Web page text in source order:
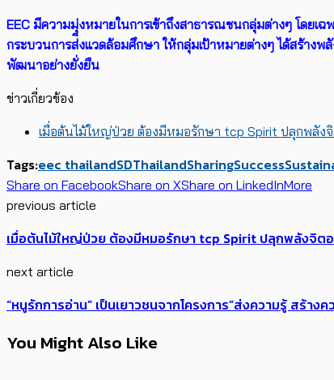
EEC มีความมุ่งหมายในการเข้าถึงสาธารณชนกลุ่มต่างๆ โดยเ
กระบวนการส่ิงแวดล้อมศึกษา ให้กลุ่มเป้าหมายต่างๆ ได้สร้าง
พัฒนาอย่างยั่งยืน
ข่าวเกี่ยวข้อง
เมื่อต้นไม้ใหญ่ป่วย ต้องมีหมอรักษา tcp Spirit ปลุกพลังจิ
Tags:eec thailandSDThailandSharingSuccess
Share on FacebookShare on XShare on LinkedInMore
previous article
เมื่อต้นไม้ใหญ่ป่วย ต้องมีหมอรักษา tcp Spirit ปลุกพลังจิตอ
next article
“หนูรักการอ่าน” เป็นเยาวชนจากโครงการ”ส่งความรู้ สร้างค
You Might Also Like